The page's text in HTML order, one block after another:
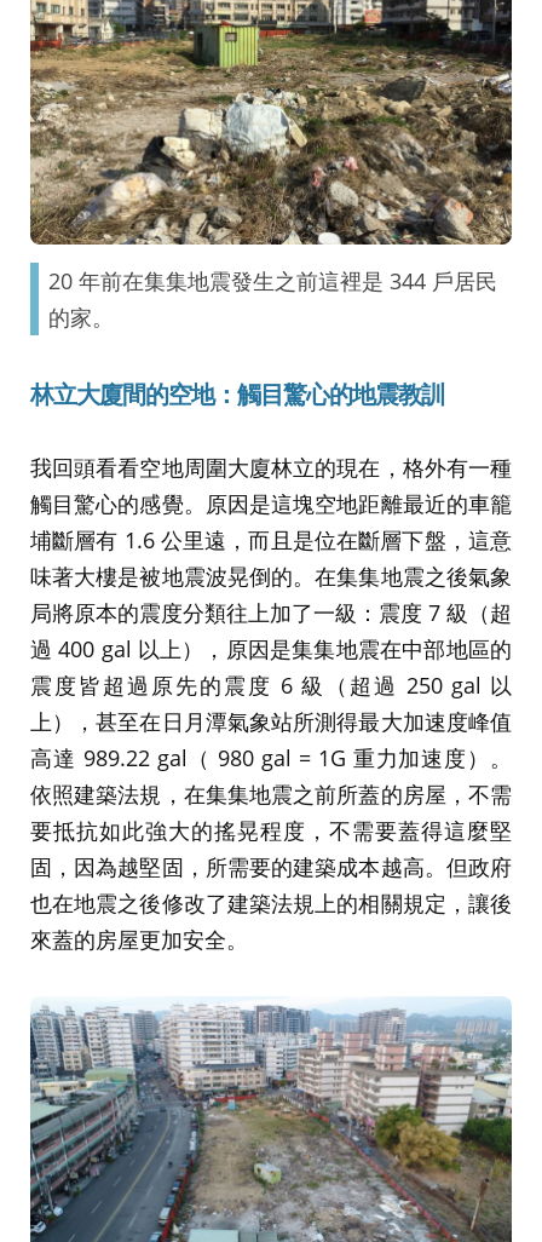
20 年前在集集地震發生之前這裡是 344 戶居民
的家。
林立大廈間的空地：觸目驚心的地震教訓
我回頭看看空地周圍大廈林立的現在，格外有一種
觸目驚心的感覺。原因是這塊空地距離最近的車籠
埔斷層有 1.6 公里遠，而且是位在斷層下盤，這意
味著大樓是被地震波晃倒的。在集集地震之後氣象
局將原本的震度分類往上加了一級：震度 7 級（超
過 400 gal 以上），原因是集集地震在中部地區的
震度皆超過原先的震度 6 級（超過 250 gal 以
上），甚至在日月潭氣象站所測得最大加速度峰值
高達 989.22 gal（ 980 gal = 1G 重力加速度）。
依照建築法規，在集集地震之前所蓋的房屋，不需
要抵抗如此強大的搖晃程度，不需要蓋得這麼堅
固，因為越堅固，所需要的建築成本越高。但政府
也在地震之後修改了建築法規上的相關規定，讓後
來蓋的房屋更加安全。